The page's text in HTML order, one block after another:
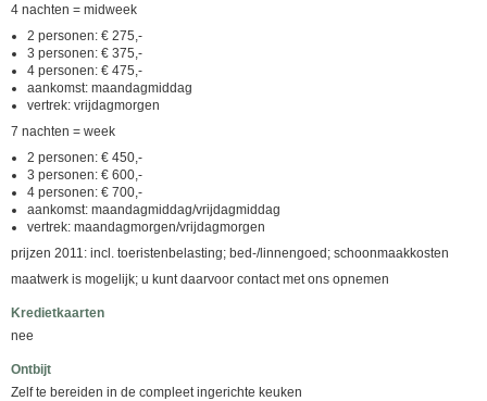
4 nachten = midweek
2 personen: € 275,-
3 personen: € 375,-
4 personen: € 475,-
aankomst: maandagmiddag
vertrek: vrijdagmorgen
7 nachten = week
2 personen: € 450,-
3 personen: € 600,-
4 personen: € 700,-
aankomst: maandagmiddag/vrijdagmiddag
vertrek: maandagmorgen/vrijdagmorgen
prijzen 2011: incl. toeristenbelasting; bed-/linnengoed; schoonmaakkosten
maatwerk is mogelijk; u kunt daarvoor contact met ons opnemen
Kredietkaarten
nee
Ontbijt
Zelf te bereiden in de compleet ingerichte keuken